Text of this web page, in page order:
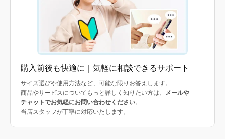
購入前後も快適に｜気軽に相談できるサポート
サイズ選びや使用方法など、可能な限りお答えします。
商品やサービスについてもっと詳しく知りたい方は、
メールや
チャットでお気軽にお問い合わせください。
当店スタッフが丁寧に対応いたします。